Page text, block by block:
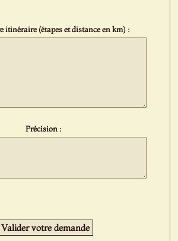
itinéraire (étapes et distance en km) :
Précision :